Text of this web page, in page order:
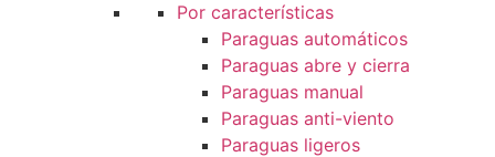
Por características
Paraguas automáticos
Paraguas abre y cierra
Paraguas manual
Paraguas anti-viento
Paraguas ligeros